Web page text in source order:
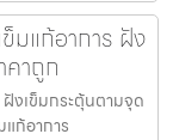
มแก้อาการ ฝัง
คาถูก
งเข็มกระตุ้นตามจุด
แก้อาการ